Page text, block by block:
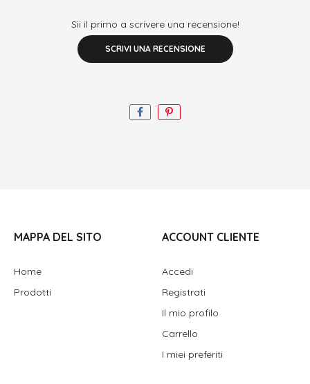
Sii il primo a scrivere una recensione!
SCRIVI UNA RECENSIONE
MAPPA DEL SITO
Home
Prodotti
ACCOUNT CLIENTE
Accedi
Registrati
Il mio profilo
Carrello
I miei preferiti